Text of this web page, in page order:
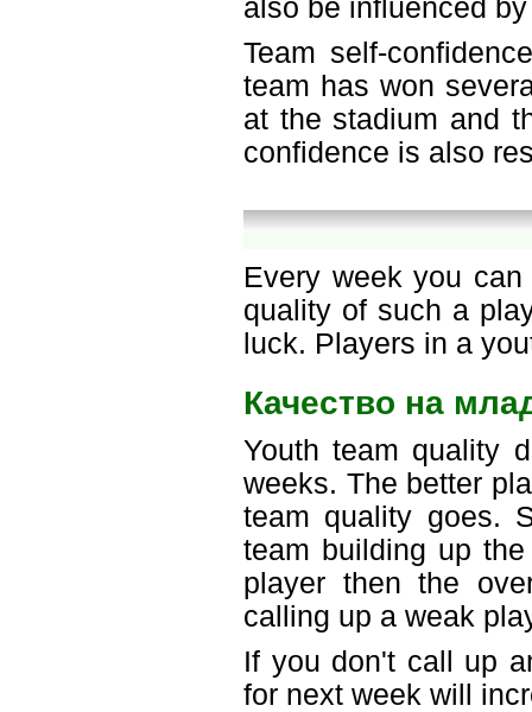
also be influenced
Team self-
team has won
at the stadium and
confidence is also
Every week you
quality of such a
luck. Players in a
Качество на
Youth team quality
weeks. The better
team quality goes.
team building up
player then the
calling up a weak
If you don't call up
for next week will